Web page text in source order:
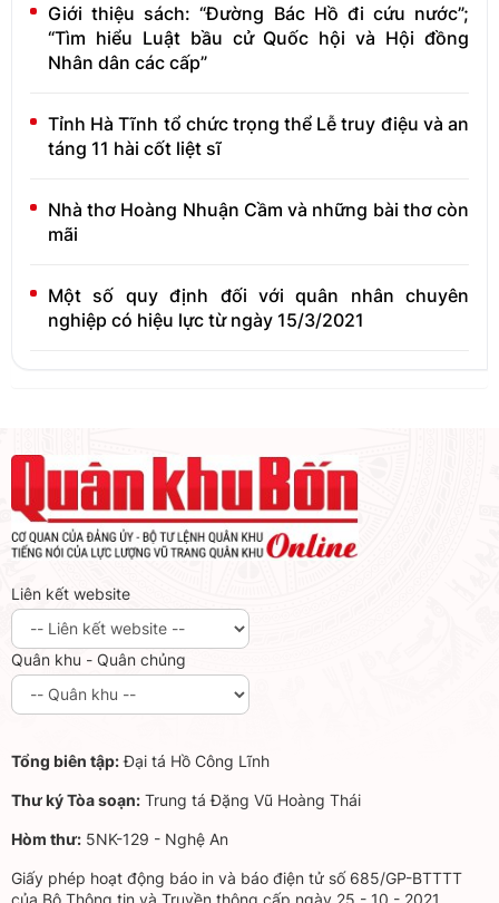
Giới thiệu sách: “Đường Bác Hồ đi cứu nước”;
“Tìm hiểu Luật bầu cử Quốc hội và Hội đồng
Nhân dân các cấp”
Tỉnh Hà Tĩnh tổ chức trọng thể Lễ truy điệu và an
táng 11 hài cốt liệt sĩ
Nhà thơ Hoàng Nhuận Cầm và những bài thơ còn
mãi
Một số quy định đối với quân nhân chuyên
nghiệp có hiệu lực từ ngày 15/3/2021
Liên kết website
Quân khu - Quân chủng
Tổng biên tập:Đại tá Hồ Công Lĩnh
Thư ký Tòa soạn: Trung tá Đặng Vũ Hoàng Thái
Hòm thư: 5NK-129 - Nghệ An
Giấy phép hoạt động báo in và báo điện tử số 685/GP-BTTTT
của Bộ Thông tin và Truyền thông cấp ngày 25 - 10 - 2021